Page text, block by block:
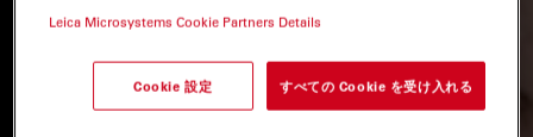
Leica Microsystems Cookie Partners Details
Cookie 設定 すべての Cookie を受け入れる